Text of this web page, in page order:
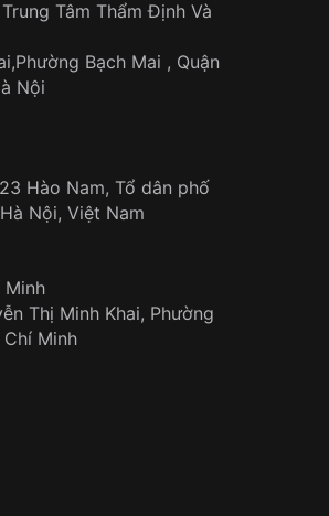
tất cả tỉnh thành trên toàn quốc
từ khi xác nhận đơn hàng thành
215
kiểm tra và thanh toán trực tiếp
bị:
chữa
lợi khách hàng
khách hàng trong suốt quá
Tâm Thẩm Định Và
Bạch Mai , Quận
Nội
Hào Nam, Tổ dân phố
Nội, Việt Nam
Minh
Thị Minh Khai, Phường
Chí Minh